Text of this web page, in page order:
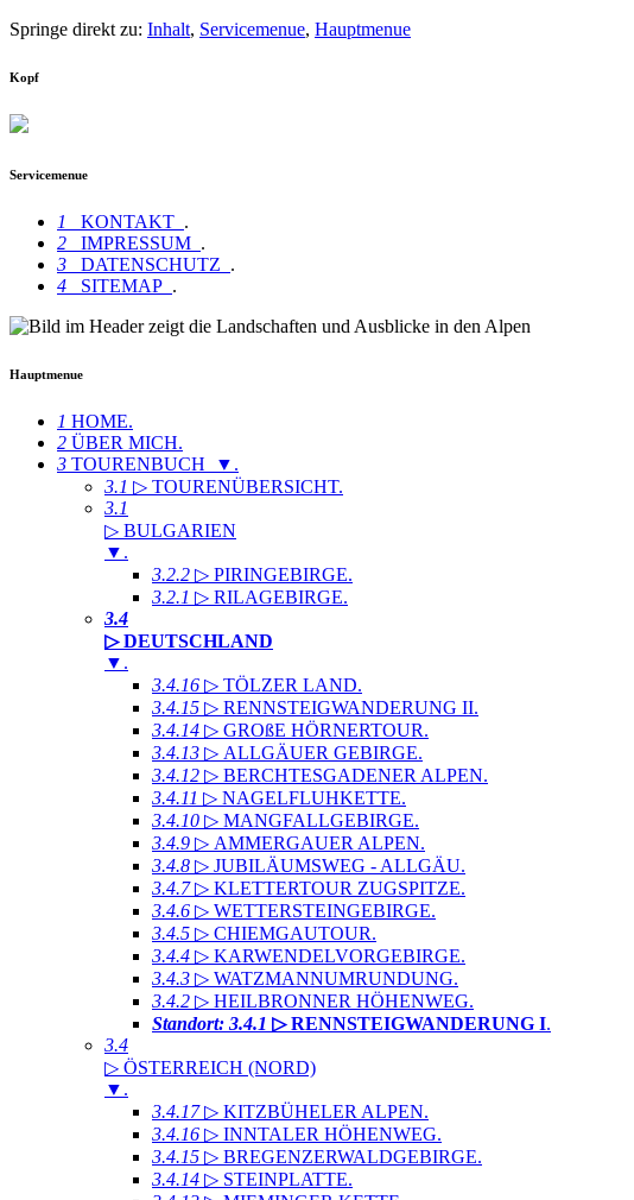
Springe direkt zu: Inhalt, Servicemenue, Hauptmenue
Kopf
Servicemenue
1 KONTAKT .
2
IMPRESSUM .
3
DATENSCHUTZ .
4
SITEMAP .
Hauptmenue
1 HOME.
2 ÜBER MICH.
3 TOURENBUCH ▼ .
3.1 ▷ TOURENÜBERSICHT.
3.1
▷ BULGARIEN
▼ .
3.2.2 ▷ PIRINGEBIRGE.
3.2.1 ▷ RILAGEBIRGE.
3.4
▷ DEUTSCHLAND
▼ .
3.4.16 ▷ TÖLZER LAND.
3.4.15 ▷ RENNSTEIGWANDERUNG II.
3.4.14 ▷ GROßE HÖRNERTOUR.
3.4.13 ▷ ALLGÄUER GEBIRGE.
3.4.12 ▷ BERCHTESGADENER ALPEN.
3.4.11 ▷ NAGELFLUHKETTE.
3.4.10 ▷ MANGFALLGEBIRGE.
3.4.9 ▷ AMMERGAUER ALPEN.
3.4.8 ▷ JUBILÄUMSWEG - ALLGÄU.
3.4.7▷ KLETTERTOUR ZUGSPITZE.
3.4.6 ▷ WETTERSTEINGEBIRGE.
3.4.5 ▷ CHIEMGAUTOUR.
3.4.4 ▷ KARWENDELVORGEBIRGE.
3.4.3 ▷ WATZMANNUMRUNDUNG.
3.4.2 ▷ HEILBRONNER HÖHENWEG.
Standort: 3.4.1 ▷ RENNSTEIGWANDERUNG I.
3.4
▷ ÖSTERREICH (NORD)
▼ .
3.4.17▷ KITZBÜHELER ALPEN.
3.4.16 ▷ INNTALER HÖHENWEG.
3.4.15 ▷ BREGENZERWALDGEBIRGE.
3.4.14 ▷ STEINPLATTE.